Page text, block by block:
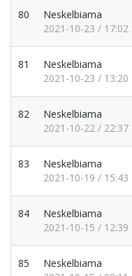
80
Neskelbiama
2021-10-23 / 17:02
81
Neskelbiama
2021-10-23 / 13:20
82
Neskelbiama
2021-10-22 / 22:37
83
Neskelbiama
2021-10-19 / 15:43
84
Neskelbiama
2021-10-15 / 12:39
85
Neskelbiama